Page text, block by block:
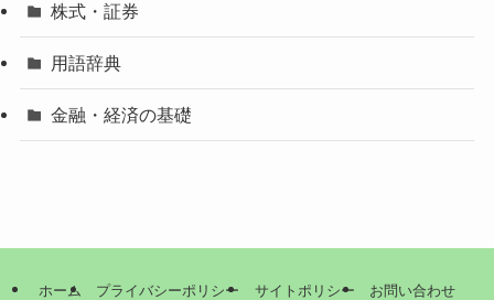
株式・証券
用語辞典
金融・経済の基礎
ホーム プライバシーポリシー サイトポリシー お問い合わせ